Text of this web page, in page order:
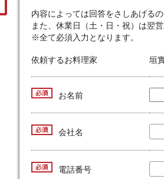
内容によっては回答をさしあげる
また、休業日（土・日・祝）は翌
※全て必須入力となります。
依頼するお料理家 垣
必須
お名前
必須
会社名
必須
電話番号